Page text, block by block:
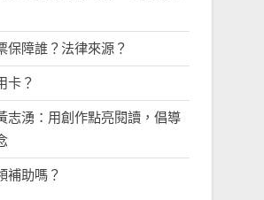
保障誰？法律來源？
卡？
志湧：用創作點亮閱讀，倡導
補助嗎？